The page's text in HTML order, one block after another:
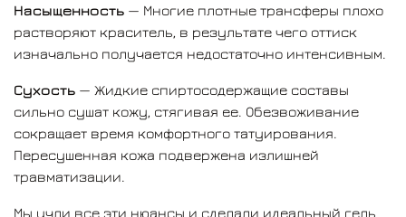
струйным трансфер-принтером;
Плотно удерживает бумагу на коже,
предотвращая смазывание трафарета;
Сохраняет устойчивый к стиранию отпечаток на
Переводит детали рисунка максимально
Насыщенность — Многие плотные трансферы плохо
растворяют краситель, в результате чего оттиск
изначально получается недостаточно интенсивным.
Сухость — Жидкие спиртосодержащие составы
сильно сушат кожу, стягивая ее. Обезвоживание
сокращает время комфортного татуирования.
Пересушенная кожа подвержена излишней
травматизации.
Мы учли все эти нюансы и сделали идеальный гель